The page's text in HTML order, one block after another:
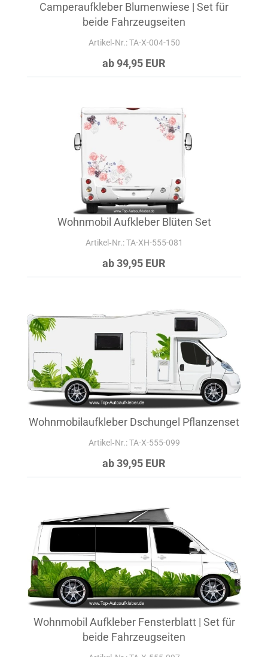
Camperaufkleber Blumenwiese | Set für
beide Fahrzeugseiten
Artikel‑Nr.: TA-X-004-150
ab 94,95 EUR
Wohnmobil Aufkleber Blüten Set
Artikel‑Nr.: TA-XH-555-081
ab 39,95 EUR
Wohnmobilaufkleber Dschungel Pflanzenset
Artikel‑Nr.: TA-X-555-099
ab 39,95 EUR
Wohnmobil Aufkleber Fensterblatt | Set für
beide Fahrzeugseiten